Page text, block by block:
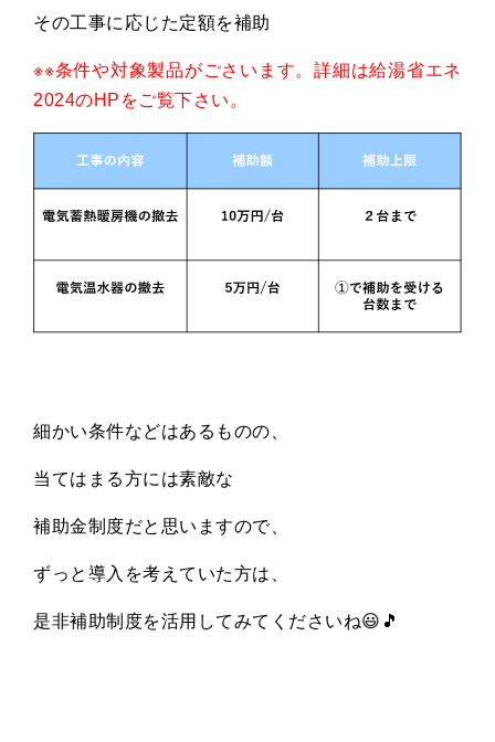
その工事に応じた定額を補助
※※条件や対象製品がごさいます。詳細は給湯省エネ
2024のHPをご覧下さい。
細かい条件などはあるものの、
当てはまる方には素敵な
補助金制度だと思いますので、
ずっと導入を考えていた方は、
是非補助制度を活用してみてくださいね😃🎵